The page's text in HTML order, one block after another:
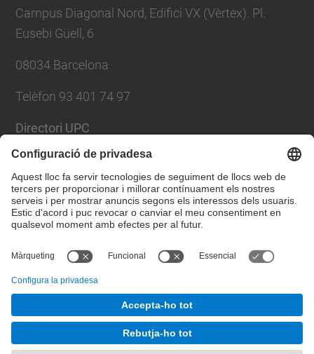
Campus Diagonal Nord, Edifici VX (Vèrtex). Pl.
Eusebi Güell, 6
08034 Barcelona
Telèfon 93 401 74 97
Directori UPC
Formulari de contacte
Llista Xarxes Socials
Servei de Llengües i Terminologia.